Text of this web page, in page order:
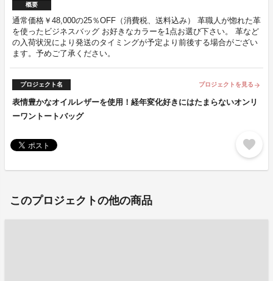
概要
通常価格￥48,000の25％OFF（消費税、送料込み） 革職人が惚れた革
を使ったビジネスバッグ お好きなカラーを1点お選び下さい。 革など
の入荷状況により発送のタイミングが予定より前後する場合がござい
ます。予めご了承ください。
プロジェクト名 プロジェクトを見る arrow_forward
表情豊かなオイルレザーを使用！経年変化好きにはたまらないオンリ
ーワントートバッグ
favorite
このプロジェクトの他の商品